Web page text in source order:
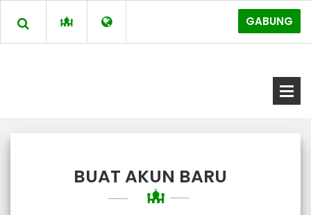
GABUNG
BUAT AKUN BARU